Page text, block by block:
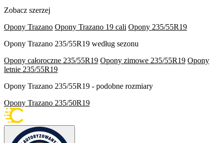
Zobacz szerzej
Opony Trazano Opony Trazano 19 cali Opony 235/55R19
Opony Trazano 235/55R19 według sezonu
Opony całoroczne 235/55R19 Opony zimowe 235/55R19 Opony
letnie 235/55R19
Opony Trazano 235/55R19 - podobne rozmiary
Opony Trazano 235/50R19